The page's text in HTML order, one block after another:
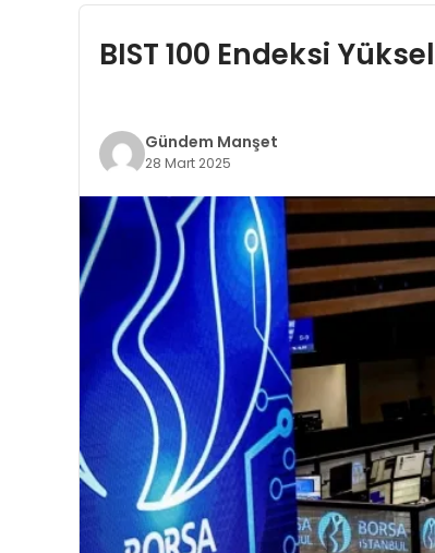
BIST 100 Endeksi
Gündem Manşet
28 Mart 2025